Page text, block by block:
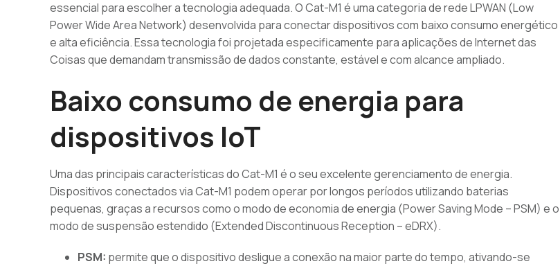
essencial para escolher a tecnologia adequada. O Cat-M1 é uma categoria de rede LPWAN (Low
Power Wide Area Network) desenvolvida para conectar dispositivos com baixo consumo energético
e alta eficiência. Essa tecnologia foi projetada especificamente para aplicações de Internet das
Coisas que demandam transmissão de dados constante, estável e com alcance ampliado.
Baixo consumo de energia para
dispositivos IoT
Uma das principais características do Cat-M1 é o seu excelente gerenciamento de energia.
Dispositivos conectados via Cat-M1 podem operar por longos períodos utilizando baterias
pequenas, graças a recursos como o modo de economia de energia (Power Saving Mode – PSM) e o
modo de suspensão estendido (Extended Discontinuous Reception – eDRX).
PSM: permite que o dispositivo desligue a conexão na maior parte do tempo, ativando-se